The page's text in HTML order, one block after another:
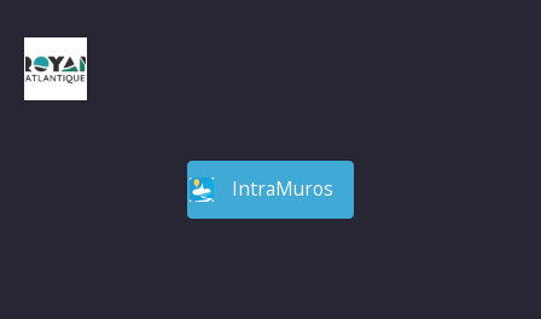
IntraMuros